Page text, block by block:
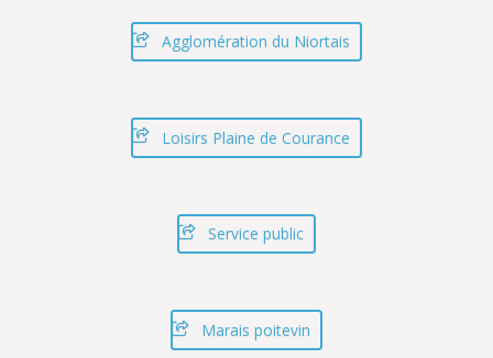
Agglomération du Niortais
Loisirs Plaine de Courance
Service public
Marais poitevin